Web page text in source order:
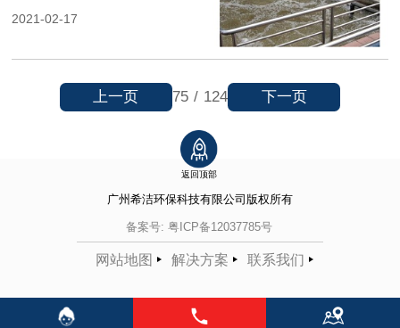
2021-02-17
75 / 124
上一页 下一页
返回顶部
广州希洁环保科技有限公司 版权所有
备案号: 粤ICP备12037785号
网站地图 解决方案 联系我们